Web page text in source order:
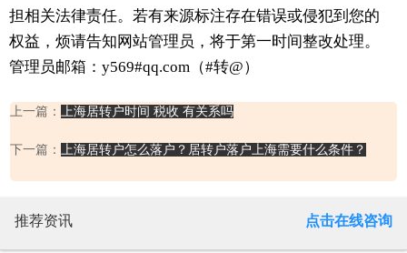
担相关法律责任。若有来源标注存在错误或侵犯到您的
权益，烦请告知网站管理员，将于第一时间整改处理。
管理员邮箱：y569#qq.com（#转@）
上一篇： 上海居转户时间 税收 有关系吗
下一篇： 上海居转户怎么落户？居转户落户上海需要什么条件？
推荐资讯 点击在线咨询